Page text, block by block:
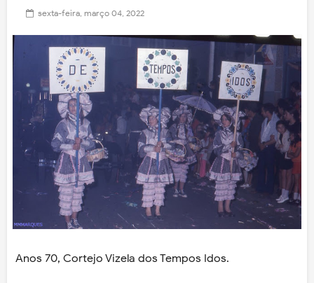
sexta-feira, março 04, 2022
Anos 70, Cortejo Vizela dos Tempos Idos.